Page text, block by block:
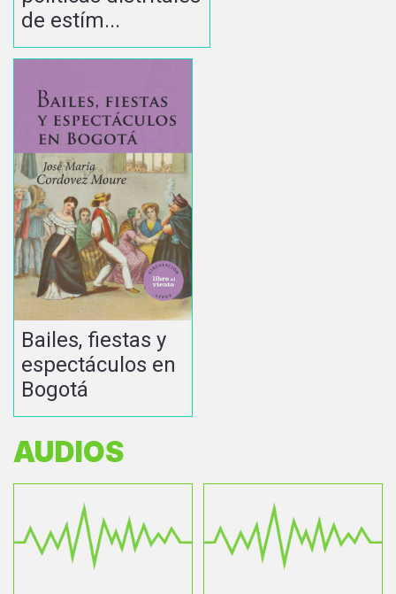
de estím...
Bailes, fiestas y
espectáculos en
Bogotá
AUDIOS